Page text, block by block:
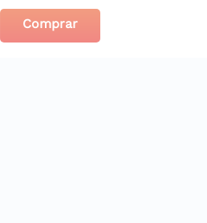
Comprar